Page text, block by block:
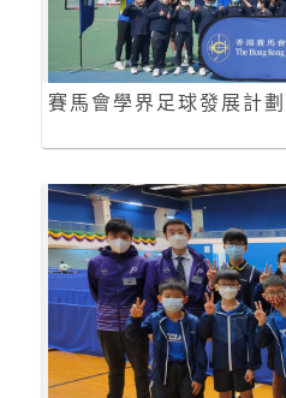
賽馬會學界足球發展計